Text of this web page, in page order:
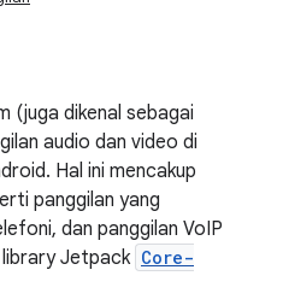
(juga dikenal sebagai
audio dan video di
Hal ini mencakup
panggilan yang
dan panggilan VoIP
Jetpack Core-